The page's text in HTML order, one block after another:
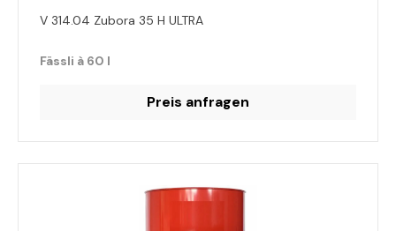
V 314.04 Zubora 35 H ULTRA
Fässli à 60 l
Preis anfragen